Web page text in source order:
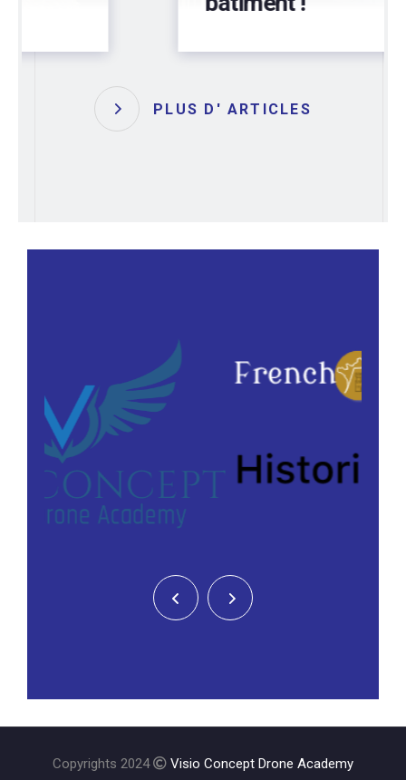
PLUS D' ARTICLES
Copyrights 2024 Visio Concept Drone Academy